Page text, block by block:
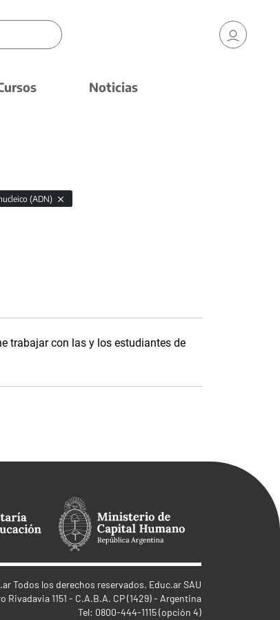
Noticias
(ADN)
trabajar con las y los estudiantes de
Todos los derechos reservados. Educ.ar SAU
Rivadavia 1151 - C.A.B.A. CP (1429) - Argentina
Tel: 0800-444-1115 (opción 4)